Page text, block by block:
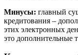
Минусы: главный
кредитования –
этих электронных
это дополнительные